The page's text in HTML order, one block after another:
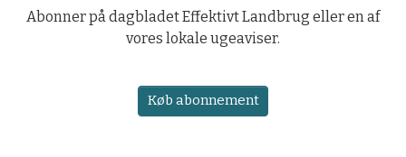
Abonner på dagbladet Effektivt Landbrug eller en af
vores lokale ugeaviser.
Køb abonnement